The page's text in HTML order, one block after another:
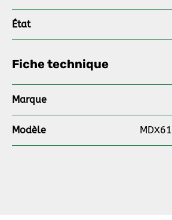
État
Fiche technique
Marque
Modèle